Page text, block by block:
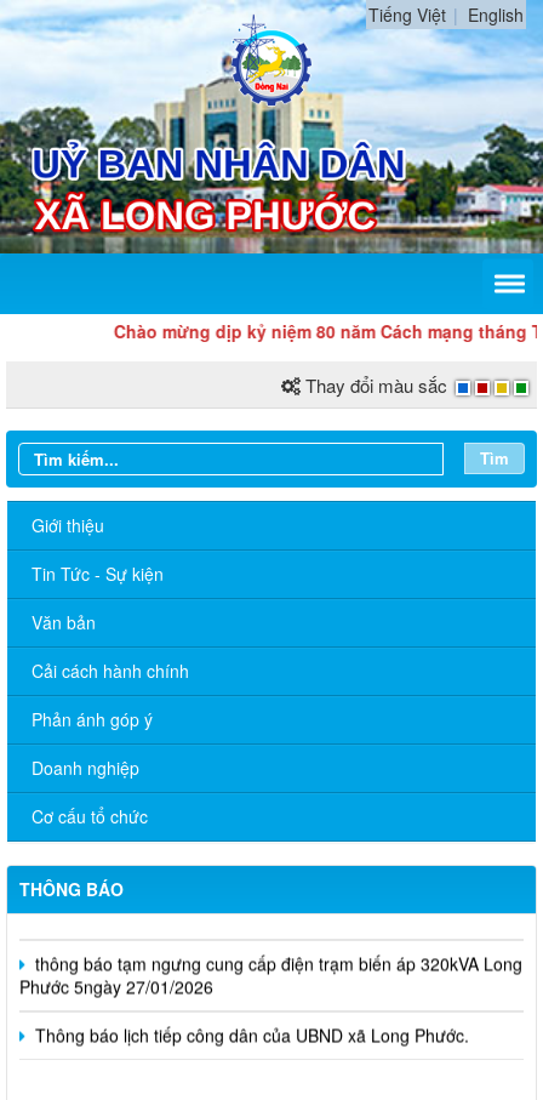
Tiếng Việt English
Chào mừng dịp kỷ niệm 80 năm Cách mạng tháng
Thay đổi màu sắc
Lấy
ý
kiến
người
dân
Tìm
Giới thiệu
Tin Tức - Sự kiện
Văn bản
Cải cách hành chính
Phản ánh góp ý
Doanh nghiệp
Cơ cấu tổ chức
THÔNG BÁO
CHUYÊN MỤC TUYỂN DỤNG
Công bố Quyết định về việc xếp hạng di tích lịch sử Đình Tập
Phước - Phước Hòa xã Long Phước, tỉnh Đồng Nai.
thông báo tạm ngưng cung cấp điện trạm biến áp 320kVA Long
Phước 5ngày 27/01/2026
Thông báo lịch tiếp công dân của UBND xã Long Phước.